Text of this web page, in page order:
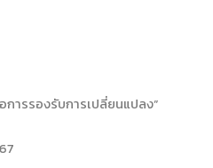
รรองรับการเปลี่ยนแปลง”